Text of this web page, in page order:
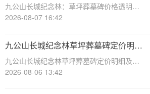
及赠予绿植养护服务详解
九公山长城纪念林：草坪葬墓碑价格透明，
赠送绿植养护服务☎ 九公山陵园电话:400-
纪念林地之一，致力于为逝者提供环保、庄
重的安葬选择。草坪葬墓碑作为一种
2026-08-07 16:42
九公山长城纪念林草坪葬墓碑定价明细
活动赠绿植养护服务详解
九公山长城纪念林草坪葬墓碑定价明细及活
动赠绿植养护服务详解☎ 九公山陵园电
2026-08-06 13:42